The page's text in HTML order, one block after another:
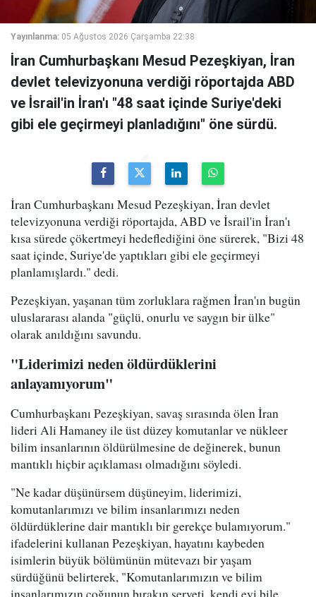
Yayınlanma: 05 Ağustos 2026 Çarşamba 22:38
İran Cumhurbaşkanı Mesud Pezeşkiyan, İran
devlet televizyonuna verdiği röportajda ABD
ve İsrail'in İran'ı "48 saat içinde Suriye'deki
gibi ele geçirmeyi planladığını" öne sürdü.
İran Cumhurbaşkanı Mesud Pezeşkiyan, İran devlet
televizyonuna verdiği röportajda, ABD ve İsrail'in İran'ı
kısa sürede çökertmeyi hedeflediğini öne sürerek, "Bizi 48
saat içinde, Suriye'de yaptıkları gibi ele geçirmeyi
planlamışlardı." dedi.
Pezeşkiyan, yaşanan tüm zorluklara rağmen İran'ın bugün
uluslararası alanda "güçlü, onurlu ve saygın bir ülke"
olarak anıldığını savundu.
"Liderimizi neden öldürdüklerini
anlayamıyorum"
Cumhurbaşkanı Pezeşkiyan, savaş sırasında ölen İran
lideri Ali Hamaney ile üst düzey komutanlar ve nükleer
bilim insanlarının öldürülmesine de değinerek, bunun
mantıklı hiçbir açıklaması olmadığını söyledi.
"Ne kadar düşünürsem düşüneyim, liderimizi,
komutanlarımızı ve bilim insanlarımızı neden
öldürdüklerine dair mantıklı bir gerekçe bulamıyorum."
ifadelerini kullanan Pezeşkiyan, hayatını kaybeden
isimlerin büyük bölümünün mütevazı bir yaşam
sürdüğünü belirterek, "Komutanlarımızın ve bilim